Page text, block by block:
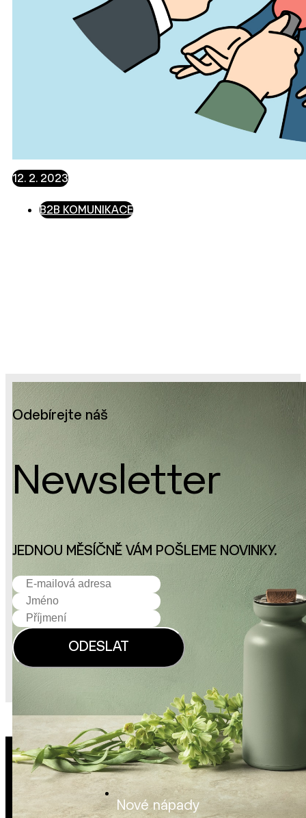
12. 2. 2023
B2B KOMUNIKACE
Odebírejte náš
Newsletter
JEDNOU MĚSÍČNĚ VÁM POŠLEME NOVINKY.
Nové nápady